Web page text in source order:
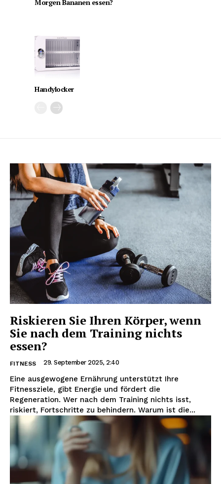
Morgen Bananen essen?
Handylocker
Riskieren Sie Ihren Körper, wenn
Sie nach dem Training nichts
essen?
FITNESS 29. September 2025, 2:40
Eine ausgewogene Ernährung unterstützt Ihre
Fitnessziele, gibt Energie und fördert die
Regeneration. Wer nach dem Training nichts isst,
riskiert, Fortschritte zu behindern. Warum ist die...